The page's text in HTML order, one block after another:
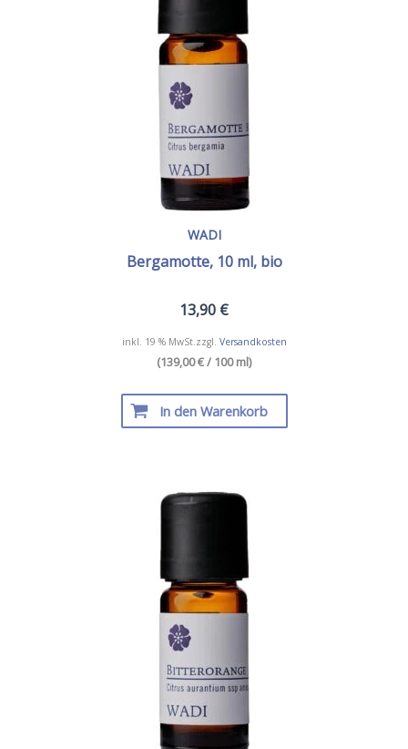
WADI
Bergamotte, 10 ml, bio
13,90 €
inkl. 19 % MwSt. zzgl. Versandkosten
(139,00 € / 100 ml)
In den Warenkorb